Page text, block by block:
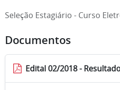
Seleção Estagiário - Curso
Documentos
Edital 02/2018 -